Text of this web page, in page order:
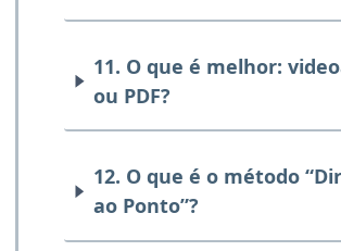
11. O que é melhor:
ou PDF?
12. O que é o método
ao Ponto”?